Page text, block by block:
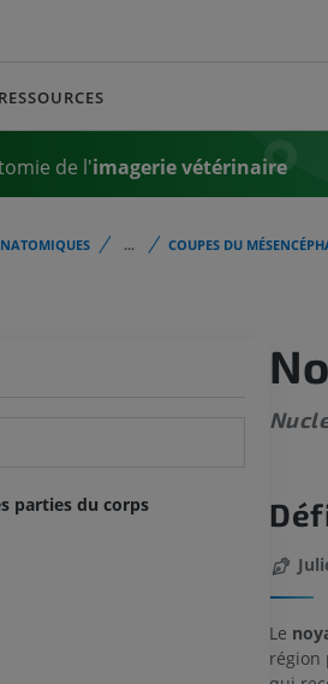
RESSOURCES
de l'imagerie vétérinaire
... COUPES DU
parties du corps
Le
région